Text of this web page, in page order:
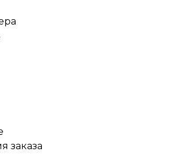
заказа